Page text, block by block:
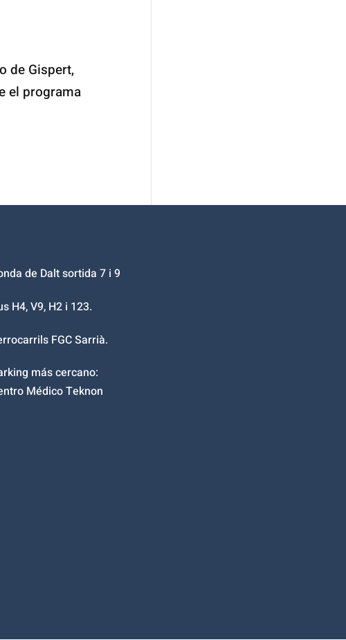
de Gispert,
el programa
de Dalt sortida 7 i 9
H4, V9, H2 i 123.
FGC Sarrià.
más cercano:
Médico Teknon